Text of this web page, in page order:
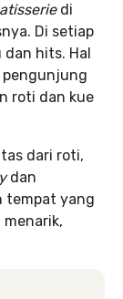
di
Di setiap
dan hits. Hal
roti dan kue
dari roti,
dan
tempat yang